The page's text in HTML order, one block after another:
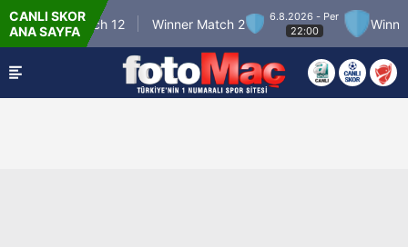
CANLI SKOR
ANA SAYFA
Winner Match 12 Winner Match 2
6.8.2026 - Per
22:00
Winner